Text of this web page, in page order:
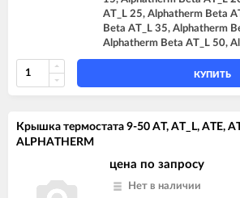
AT_L 25, Alphatherm Beta
Beta AT_L 35, Alphatherm
Alphatherm Beta AT_L 50,
КУПИТЬ
Крышка термостата 9-50 AT, AT_L, ATE,
ALPHATHERM
цена по запросу
Нет в наличии